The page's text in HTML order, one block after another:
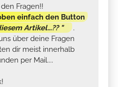
Fragen!!
einfach den Button
Artikel...?? "
.
über deine Fragen
dir meist innerhalb
per Mail....